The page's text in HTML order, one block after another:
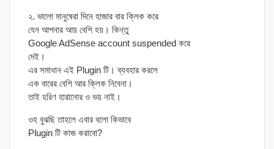
২. ভালো মানুষেরা দিনে হাজার বার ক্লিক করে
যেন আপনার আয় বেশি হয়। কিন্তু
Google AdSense account suspended করে
দেই।
এর সমাধান এই Plugin টি। ব্যবহার করলে
এক বারের বেশি আর ক্লিক নিবেনা।
তাই হরিণ হারানোর ও ভয় নাই।
ওহ বুঝছি তাহলে এবার বলো কিভাবে
Plugin টি কাজ করাবো?